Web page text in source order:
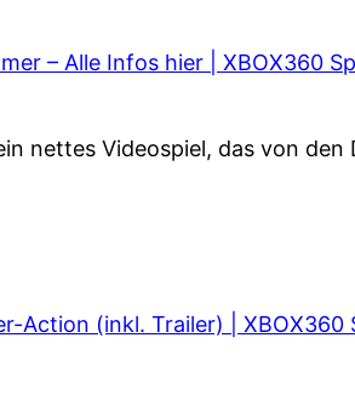
– Alle Infos hier | XBOX360
nettes Videospiel, das von
Action (inkl. Trailer) |